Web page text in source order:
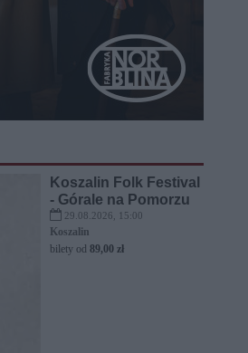
Koszalin Folk Festival
- Górale na Pomorzu
29.08.2026, 15:00
Koszalin
bilety od 89,00 zł